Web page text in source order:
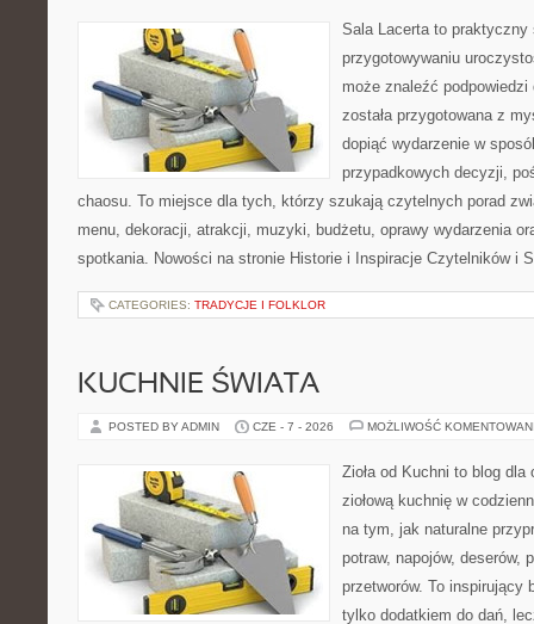
Sala Lacerta to praktyczny
przygotowywaniu
może znaleźć
została przygotowana z
dopiąć wydarzenie w
przypadkowych decyzji,
chaosu. To miejsce dla tych, którzy szukają czytelnych porad
menu, dekoracji, atrakcji, muzyki, budżetu, oprawy wydarzenia
spotkania. Nowości na stronie Historie i Inspiracje Czytelników i
CATEGORIES: TRADYCJE I FOLKLOR
KUCHNIE ŚWIATA
POSTED BY ADMIN CZE - 7 - 2026 MOŻLIWOŚĆ
Zioła od Kuchni to blog dla
ziołową kuchnię w
na tym, jak naturalne
potraw, napojów, deserów,
przetworów. To inspirujący
tylko dodatkiem do dań,